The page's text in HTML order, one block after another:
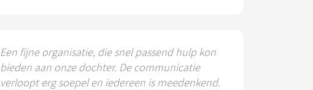
Een fijne organisatie, die snel passend hulp kon
bieden aan onze dochter. De communicatie
verloopt erg soepel en iedereen is meedenkend.